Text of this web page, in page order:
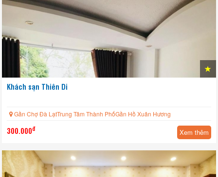
Khách sạn Thiên Di
Gần Chợ Đà LạtTrung Tâm Thành PhốGần Hồ Xuân Hương
300.000đ Xem thêm